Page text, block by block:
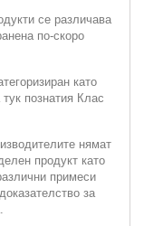
се различава
по-скоро
като
познатия Клас
нямат
продукт като
примеси
за